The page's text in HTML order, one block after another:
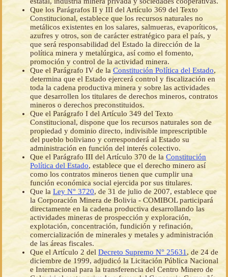
Que los Parágrafos II y III del Artículo 369 del Texto
Constitucional, establece que los recursos naturales no
metálicos existentes en los salares, salmueras, evaporíticos,
azufres y otros, son de carácter estratégico para el país, y
que será responsabilidad del Estado la dirección de la
política minera y metalúrgica, así como el fomento,
promoción y control de la actividad minera.
Que el Parágrafo IV de la Constitución Política del Estado,
determina que el Estado ejercerá control y fiscalización en
toda la cadena productiva minera y sobre las actividades
que desarrollen los titulares de derechos mineros, contratos
mineros o derechos preconstituidos.
Que el Parágrafo I del Artículo 349 del Texto
Constitucional, dispone que los recursos naturales son de
propiedad y dominio directo, indivisible imprescriptible
del pueblo boliviano y corresponderá al Estado su
administración en función del interés colectivo.
Que el Parágrafo III del Artículo 370 de la Constitución
Política del Estado, establece que el derecho minero así
como los contratos mineros tienen que cumplir una
función económica social ejercida por sus titulares.
Que la Ley N° 3720, de 31 de julio de 2007, establece que
la Corporación Minera de Bolivia - COMIBOL participará
directamente en la cadena productiva desarrollando las
actividades mineras de prospección y exploración,
explotación, concentración, fundición y refinación,
comercialización de minerales y metales y administración
de las áreas fiscales.
Que el Artículo 2 del Decreto Supremo N° 25631 , de 24 de
diciembre de 1999, adjudicó la Licitación Pública Nacional
e Internacional para la transferencia del Centro Minero de